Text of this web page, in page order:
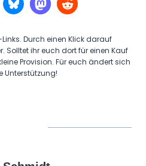
Durch einen Klick darauf
Solltet ihr euch dort für einen Kauf
Provision. Für euch ändert sich
Unterstützung!